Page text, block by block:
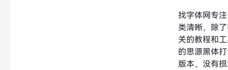
找字体网专
类清晰，除
关的教程和
的思源黑体
版本，没有